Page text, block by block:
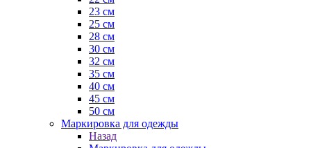
23 см
25 см
28 см
30 см
32 см
35 см
40 см
45 см
50 см
Маркировка для одежды
Назад